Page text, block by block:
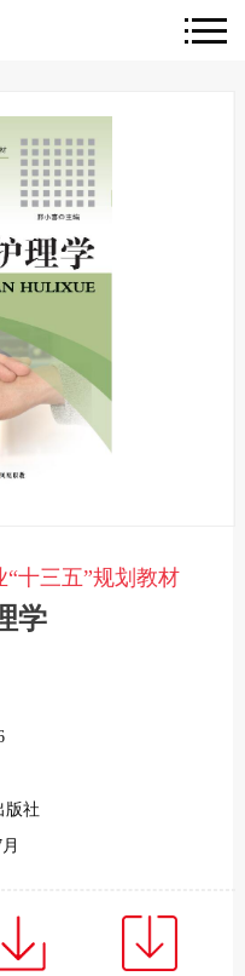
十三五”规划教材
学
版社